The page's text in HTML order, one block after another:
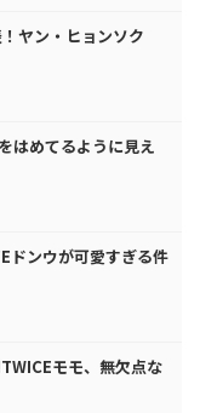
ヤン・ヒョンソク
はめてるように見え
ドンウが可愛すぎる件
モモ、無欠点な